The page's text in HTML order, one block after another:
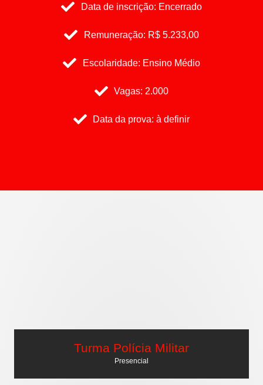
Data de inscrição: Encerrado
Remuneração: R$ 5.233,00
Escolaridade: Ensino Médio
Vagas: 2.000
Data da prova: à definir
Turma Polícia Militar
Presencial